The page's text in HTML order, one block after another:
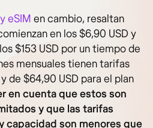
eSIM en cambio, resaltan
en los $6,90 USD y
$153 USD por un tiempo de
mensuales tienen tarifas
de $64,90 USD para el plan
en cuenta que estos son
y que las tarifas
capacidad son menores que